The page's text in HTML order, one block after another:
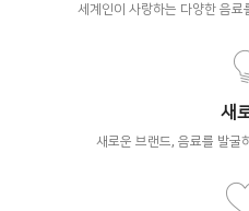
세계인이 사랑하는 다양한 음
새
새로운 브랜드, 음료를 발굴